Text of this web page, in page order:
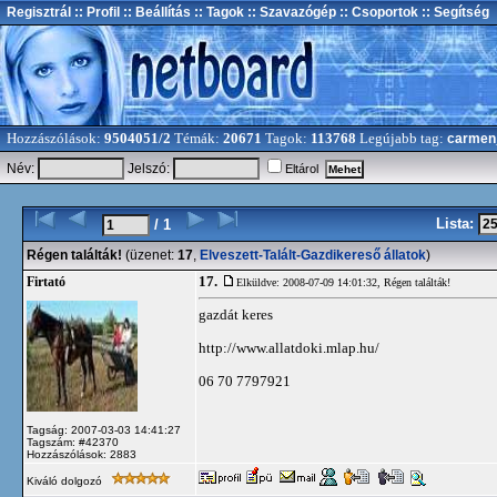
Regisztrál :: Profil :: Beállítás :: Tagok :: Szavazógép :: Csoportok :: Segítség
Hozzászólások: 9504051/2 Témák: 20671 Tagok: 113768 Legújabb tag:
Név:
Jelszó: Eltárol
/ 1 Lista:
Régen találták! (üzenet: 17, Elveszett-Talált-Gazdikereső állatok)
Firtató
Tagság: 2007-03-03 14:41:27
Tagszám: #42370
Hozzászólások: 2883
17. Elküldve: 2008-07-09 14:01:32, Régen találták!
gazdát keres
http://www.allatdoki.mlap.hu/
06 70 7797921
Kiváló dolgozó